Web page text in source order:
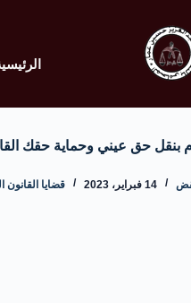
بنقل حق عيني وحماية حقك
14 فبراير، 2023 قضايا القانون